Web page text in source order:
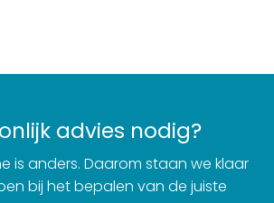
advies nodig?
is anders. Daarom staan we klaar
bij het bepalen van de juiste